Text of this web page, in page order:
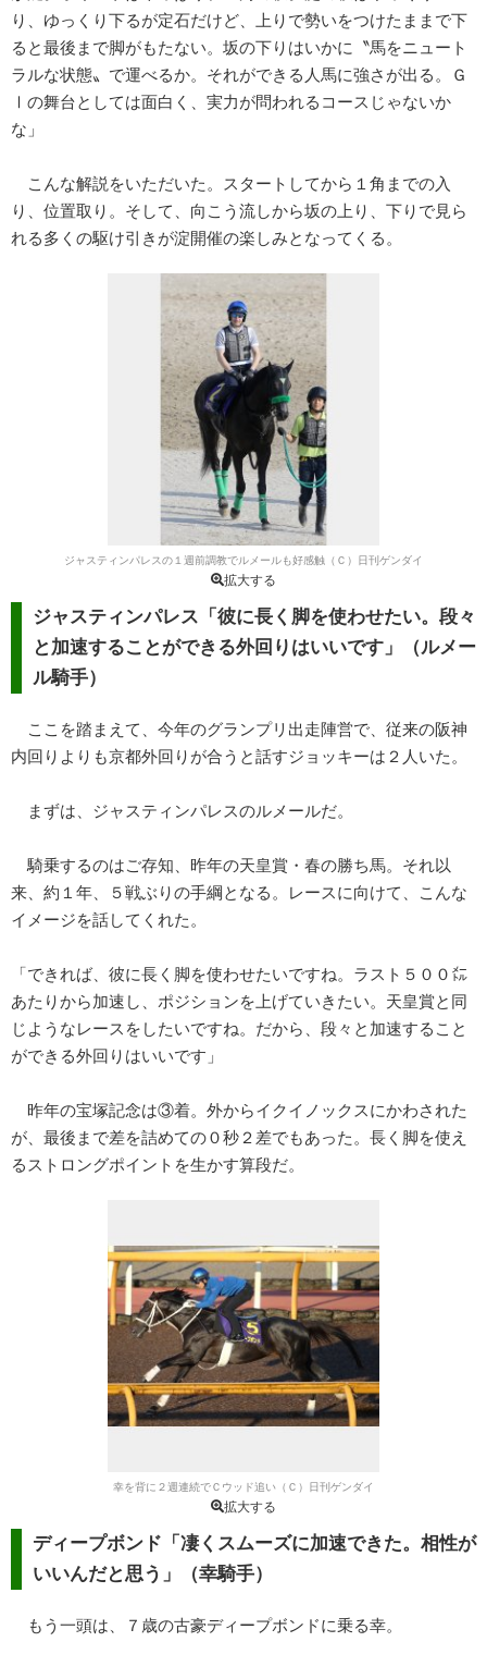
り、ゆっくり下るが定石だけど、上りで勢いをつけたままで下
ると最後まで脚がもたない。坂の下りはいかに〝馬をニュート
ラルな状態〟で運べるか。それができる人馬に強さが出る。Ｇ
Ⅰの舞台としては面白く、実力が問われるコースじゃないか
な」
こんな解説をいただいた。スタートしてから１角までの入
り、位置取り。そして、向こう流しから坂の上り、下りで見ら
れる多くの駆け引きが淀開催の楽しみとなってくる。
ジャスティンパレスの１週前調教でルメールも好感触（Ｃ）日刊ゲンダイ
拡大する
ジャスティンパレス「彼に長く脚を使わせたい。段々
と加速することができる外回りはいいです」（ルメー
ル騎手）
ここを踏まえて、今年のグランプリ出走陣営で、従来の阪神
内回りよりも京都外回りが合うと話すジョッキーは２人いた。
まずは、ジャスティンパレスのルメールだ。
騎乗するのはご存知、昨年の天皇賞・春の勝ち馬。それ以
来、約１年、５戦ぶりの手綱となる。レースに向けて、こんな
イメージを話してくれた。
「できれば、彼に長く脚を使わせたいですね。ラスト５００㍍
あたりから加速し、ポジションを上げていきたい。天皇賞と同
じようなレースをしたいですね。だから、段々と加速すること
ができる外回りはいいです」
昨年の宝塚記念は③着。外からイクイノックスにかわされた
が、最後まで差を詰めての０秒２差でもあった。長く脚を使え
るストロングポイントを生かす算段だ。
幸を背に２週連続でＣウッド追い（Ｃ）日刊ゲンダイ
拡大する
ディープボンド「凄くスムーズに加速できた。相性が
いいんだと思う」（幸騎手）
もう一頭は、７歳の古豪ディープボンドに乗る幸。